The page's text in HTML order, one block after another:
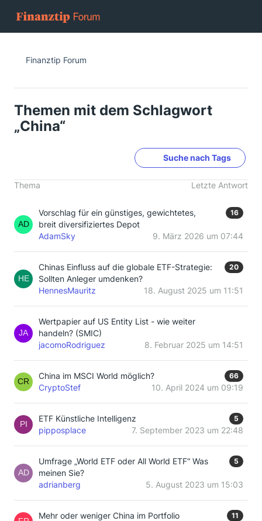
Finanztip Forum
Themen mit dem Schlagwort
„China“
Suche nach Tags
Thema Letzte Antwort
Vorschlag für ein günstiges, gewichtetes,
breit diversifiziertes Depot
16
AdamSky 9. März 2026 um 07:44
Chinas Einfluss auf die globale ETF-Strategie:
Sollten Anleger umdenken?
20
HennesMauritz 18. August 2025 um 11:51
Wertpapier auf US Entity List - wie weiter
handeln? (SMIC)
jacomoRodriguez
8. Februar 2025 um 14:51
China im MSCI World möglich? 66
CryptoStef 10. April 2024 um 09:19
ETF Künstliche Intelligenz 5
pipposplace 7. September 2023 um 22:48
Umfrage „World ETF oder All World ETF“ Was
meinen Sie?
5
adrianberg 5. August 2023 um 15:03
Mehr oder weniger China im Portfolio 11